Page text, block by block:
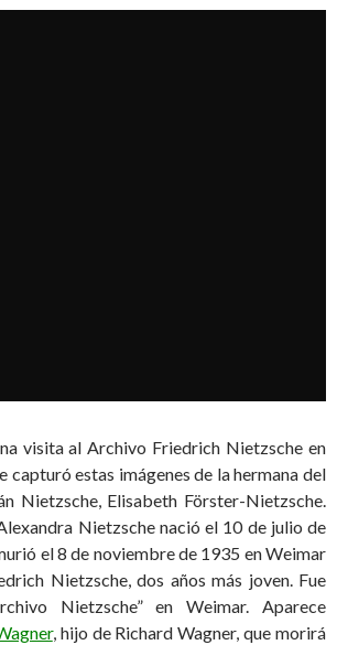
visita al Archivo Friedrich Nietzsche en
capturó estas imágenes de la hermana del
Nietzsche, Elisabeth Förster-Nietzsche.
Nietzsche nació el 10 de julio de
el 8 de noviembre de 1935 en Weimar
Nietzsche, dos años más joven. Fue
Nietzsche” en Weimar. Aparece
, hijo de Richard Wagner, que morirá